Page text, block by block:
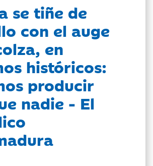
se tiñe de
con el auge
en
históricos:
producir
nadie - El